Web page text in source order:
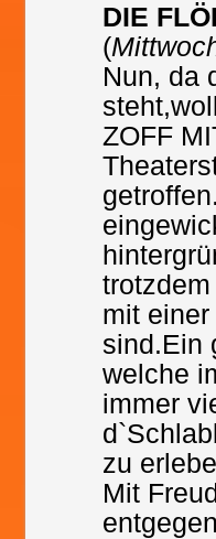
DIE
(
Nun, da
ZOFF
mit
sind.Ein
welche
immer
zu
Mit